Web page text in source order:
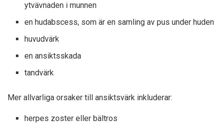
ytvävnaden i munnen
en hudabscess, som är en samling av pus under huden
huvudvärk
en ansiktsskada
tandvärk
Mer allvarliga orsaker till ansiktsvärk inkluderar:
herpes zoster eller bältros